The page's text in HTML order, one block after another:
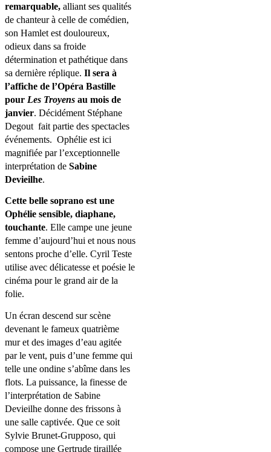
remarquable, alliant ses qualités
de chanteur à celle de comédien,
son Hamlet est douloureux,
odieux dans sa froide
détermination et pathétique dans
sa dernière réplique. Il sera à
l’affiche de l’Opéra Bastille
pour Les Troyens au mois de
janvier. Décidément Stéphane
Degout fait partie des spectacles
événements. Ophélie est ici
magnifiée par l’exceptionnelle
interprétation de Sabine
Devieilhe.
Cette belle soprano est une
Ophélie sensible, diaphane,
touchante. Elle campe une jeune
femme d’aujourd’hui et nous nous
sentons proche d’elle. Cyril Teste
utilise avec délicatesse et poésie le
cinéma pour le grand air de la
folie.
Un écran descend sur scène
devenant le fameux quatrième
mur et des images d’eau agitée
par le vent, puis d’une femme qui
telle une ondine s’abîme dans les
flots. La puissance, la finesse de
l’interprétation de Sabine
Devieilhe donne des frissons à
une salle captivée. Que ce soit
Sylvie Brunet-Grupposo, qui
compose une Gertrude tiraillée